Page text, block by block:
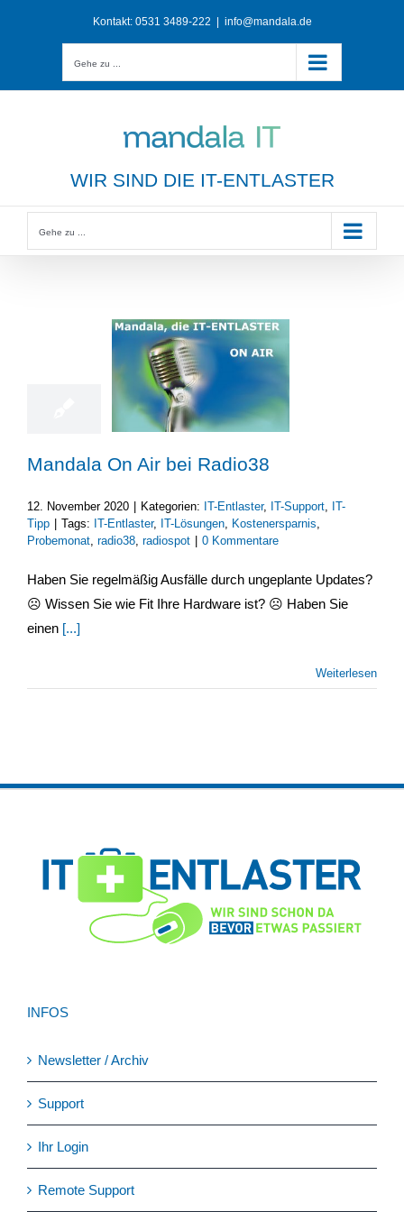
Kontakt: 0531 3489-222 info@mandala.de
Gehe zu ...
WIR SIND DIE IT-ENTLASTER
Gehe zu ...
Mandala On Air bei Radio38
12. November 2020 | Kategorien: IT-Entlaster, IT-Support IT-
Tipp | Tags: IT-Entlaster, IT-Lösungen Kostenersparnis
Probemonat radio38 radiospot | 0 Kommentare
Haben Sie regelmäßig Ausfälle durch ungeplante Updates?
☹ Wissen Sie wie Fit Ihre Hardware ist? ☹ Haben Sie
einen [...]
Weiterlesen
INFOS
Newsletter / Archiv
Support
Ihr Login
Remote Support